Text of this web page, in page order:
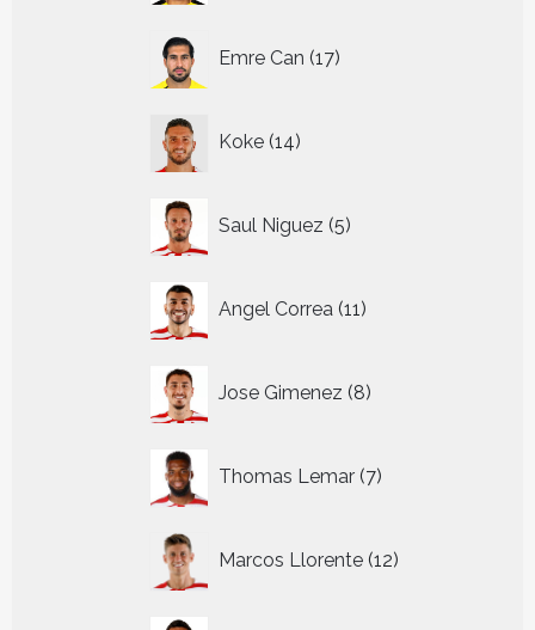
Emre Can 17
producten
Koke 14
producten
Saul Niguez 5
producten
Angel Correa 11
producten
Jose Gimenez 8
producten
Thomas Lemar 7
producten
Marcos Llorente 12
producten